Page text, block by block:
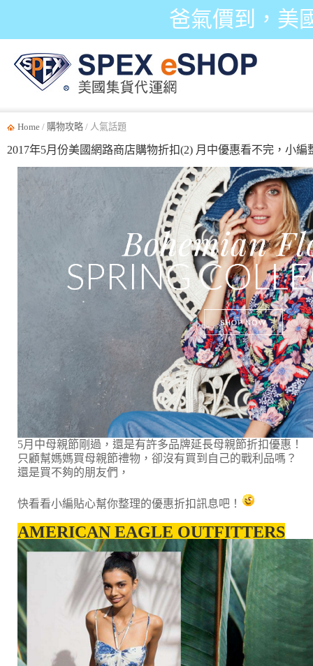
爸氣價到，美
Home / 購物攻略 / 人氣話題
2017年5月份美國網路商店購物折扣(2) 月中優惠看不完，小編
5月中母親節剛過，還是有許多品牌延長母親節折扣優惠！
只顧幫媽媽買母親節禮物，卻沒有買到自己的戰利品嗎？
還是買不夠的朋友們，
快看看小編貼心幫你整理的優惠折扣訊息吧！
AMERICAN EAGLE OUTFITTERS